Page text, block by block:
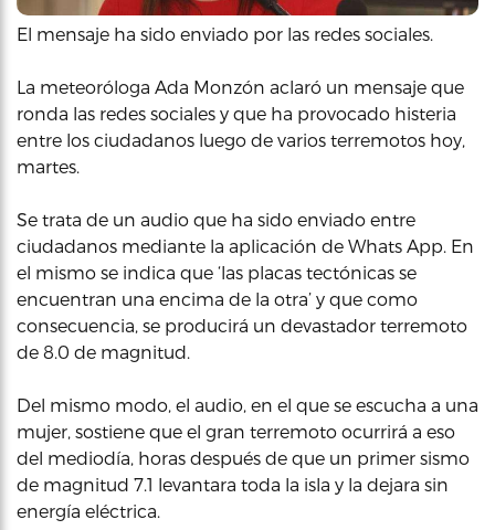
El mensaje ha sido enviado por las redes sociales.
La meteoróloga Ada Monzón aclaró un mensaje que
ronda las redes sociales y que ha provocado histeria
entre los ciudadanos luego de varios terremotos hoy,
martes.
Se trata de un audio que ha sido enviado entre
ciudadanos mediante la aplicación de Whats App. En
el mismo se indica que ‘las placas tectónicas se
encuentran una encima de la otra’ y que como
consecuencia, se producirá un devastador terremoto
de 8.0 de magnitud.
Del mismo modo, el audio, en el que se escucha a una
mujer, sostiene que el gran terremoto ocurrirá a eso
del mediodía, horas después de que un primer sismo
de magnitud 7.1 levantara toda la isla y la dejara sin
energía eléctrica.